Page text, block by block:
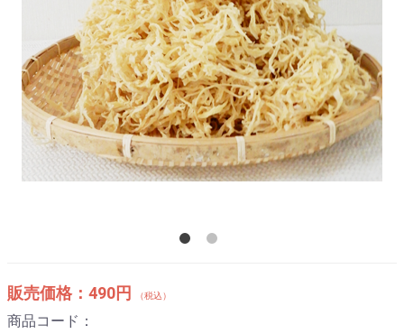
販売価格： 490円 （税込）
商品コード：